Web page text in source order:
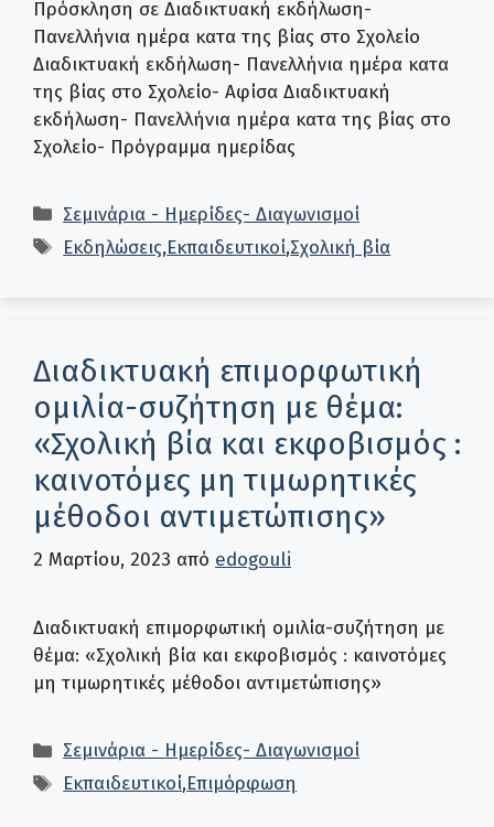
Πρόσκληση σε Διαδικτυακή εκδήλωση-
Πανελλήνια ημέρα κατα της βίας στο Σχολείο
Διαδικτυακή εκδήλωση- Πανελλήνια ημέρα κατα
της βίας στο Σχολείο- Αφίσα Διαδικτυακή
εκδήλωση- Πανελλήνια ημέρα κατα της βίας στο
Σχολείο- Πρόγραμμα ημερίδας
Κατηγορίες
Σεμινάρια - Ημερίδες- Διαγωνισμοί
Ετικέτες
Εκδηλώσεις,Εκπαιδευτικοί,Σχολική βία
Διαδικτυακή επιμορφωτική
ομιλία-συζήτηση με θέμα:
«Σχολική βία και εκφοβισμός :
καινοτόμες μη τιμωρητικές
μέθοδοι αντιμετώπισης»
2 Μαρτίου, 2023 από edogouli
Διαδικτυακή επιμορφωτική ομιλία-συζήτηση με
θέμα: «Σχολική βία και εκφοβισμός : καινοτόμες
μη τιμωρητικές μέθοδοι αντιμετώπισης»
Κατηγορίες
Σεμινάρια - Ημερίδες- Διαγωνισμοί
Ετικέτες
Εκπαιδευτικοί,Επιμόρφωση